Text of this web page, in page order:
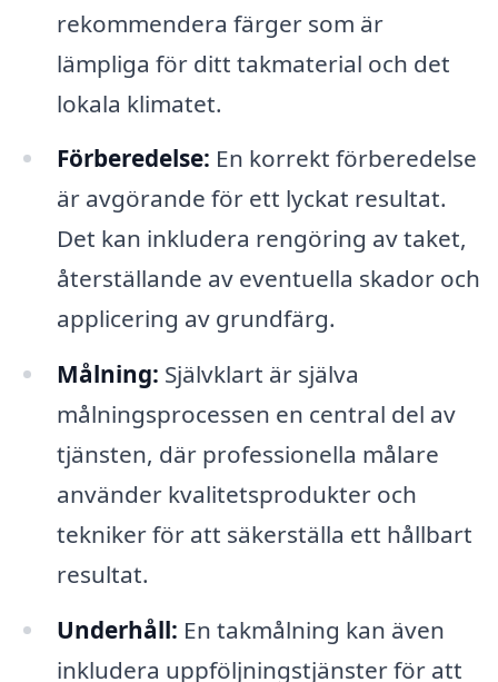
rekommendera färger som är
lämpliga för ditt takmaterial och det
lokala klimatet.
Förberedelse: En korrekt förberedelse
är avgörande för ett lyckat resultat.
Det kan inkludera rengöring av taket,
återställande av eventuella skador och
applicering av grundfärg.
Målning: Självklart är själva
målningsprocessen en central del av
tjänsten, där professionella målare
använder kvalitetsprodukter och
tekniker för att säkerställa ett hållbart
resultat.
Underhåll: En takmålning kan även
inkludera uppföljningstjänster för att